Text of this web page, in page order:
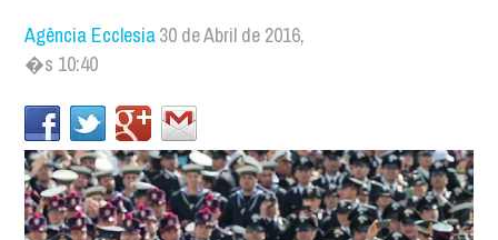
Agência Ecclesia30 de Abril de 2016,
�s 10:40